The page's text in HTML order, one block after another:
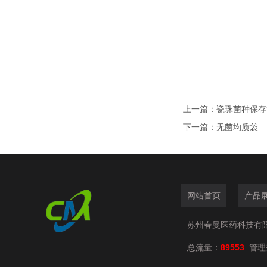
上一篇： 瓷珠菌种保
下一篇： 无菌均质袋
网站首页 产品
苏州春曼医药科技有
总流量： 89553 管